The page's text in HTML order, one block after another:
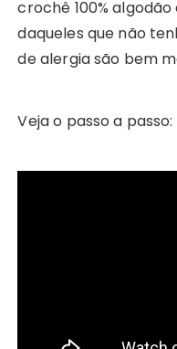
crochê 100%
daqueles que não
de alergia são bem
Veja o passo a passo: